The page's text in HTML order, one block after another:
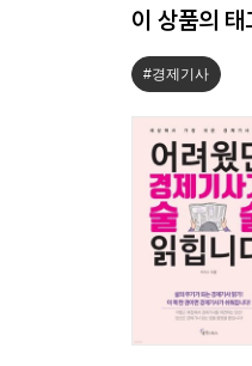
이 상품의 태
#경제기사